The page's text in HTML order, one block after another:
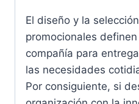
El diseño y la
promocionales
compañía para
las necesidades
Por consiguiente, si